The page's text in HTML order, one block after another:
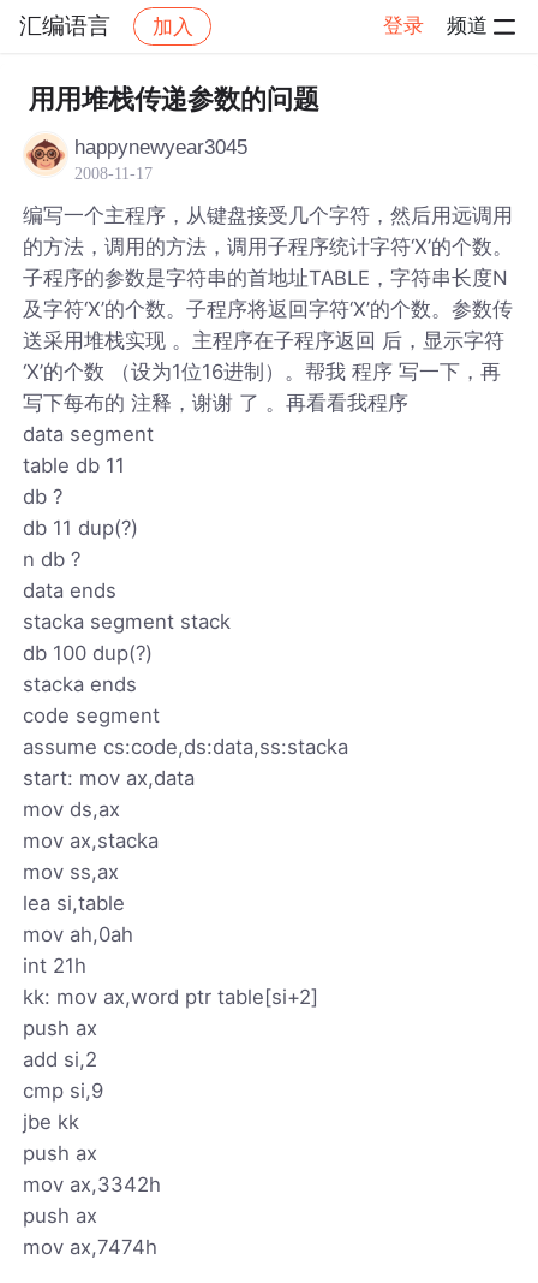
汇编语言 加入 登录 频道
社区 汇编语言 帖子详情
用用堆栈传递参数的问题
happynewyear3045
2008-11-17
编写一个主程序，从键盘接受几个字符，然后用远调用
的方法，调用的方法，调用子程序统计字符‘X’的个数。
子程序的参数是字符串的首地址TABLE，字符串长度N
及字符‘X’的个数。子程序将返回字符‘X’的个数。参数传
送采用堆栈实现 。主程序在子程序返回 后，显示字符
‘X’的个数 （设为1位16进制）。帮我 程序 写一下，再
写下每布的 注释，谢谢 了 。再看看我程序
data segment
table db 11
db ?
db 11 dup(?)
n db ?
data ends
stacka segment stack
db 100 dup(?)
stacka ends
code segment
assume cs:code,ds:data,ss:stacka
start: mov ax,data
mov ds,ax
mov ax,stacka
mov ss,ax
lea si,table
mov ah,0ah
int 21h
kk: mov ax,word ptr table[si+2]
push ax
add si,2
cmp si,9
jbe kk
push ax
mov ax,3342h
push ax
mov ax,7474h